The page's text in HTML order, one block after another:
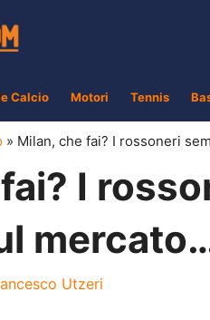
Calcio Motori Tennis
» Milan, che fai? I rossoneri
I
Utzeri